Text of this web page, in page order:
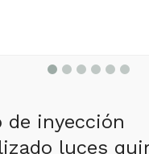
de inyección
luces